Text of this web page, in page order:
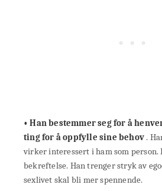
• Han bestemmer seg for å
ting for å oppfylle sine behov .
virker interessert i ham som person.
bekreftelse. Han trenger stryk av
sexlivet skal bli mer spennende.